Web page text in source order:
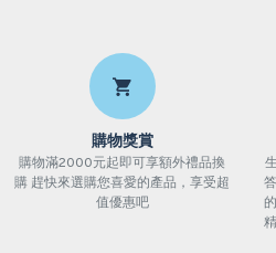
購物獎賞
購物滿2000元起即可享額外禮品換
購 趕快來選購您喜愛的產品，享受超
值優惠吧